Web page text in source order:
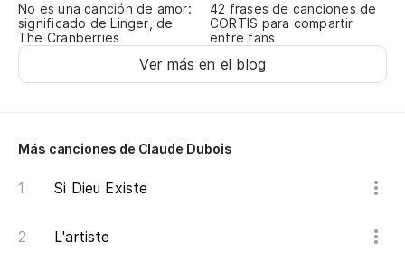
No es una canción de amor:
significado de Linger, de
The Cranberries
42 frases de canciones de
CORTIS para compartir
entre fans
Ver más en el blog
Más canciones de Claude Dubois
Si Dieu Existe
L'artiste